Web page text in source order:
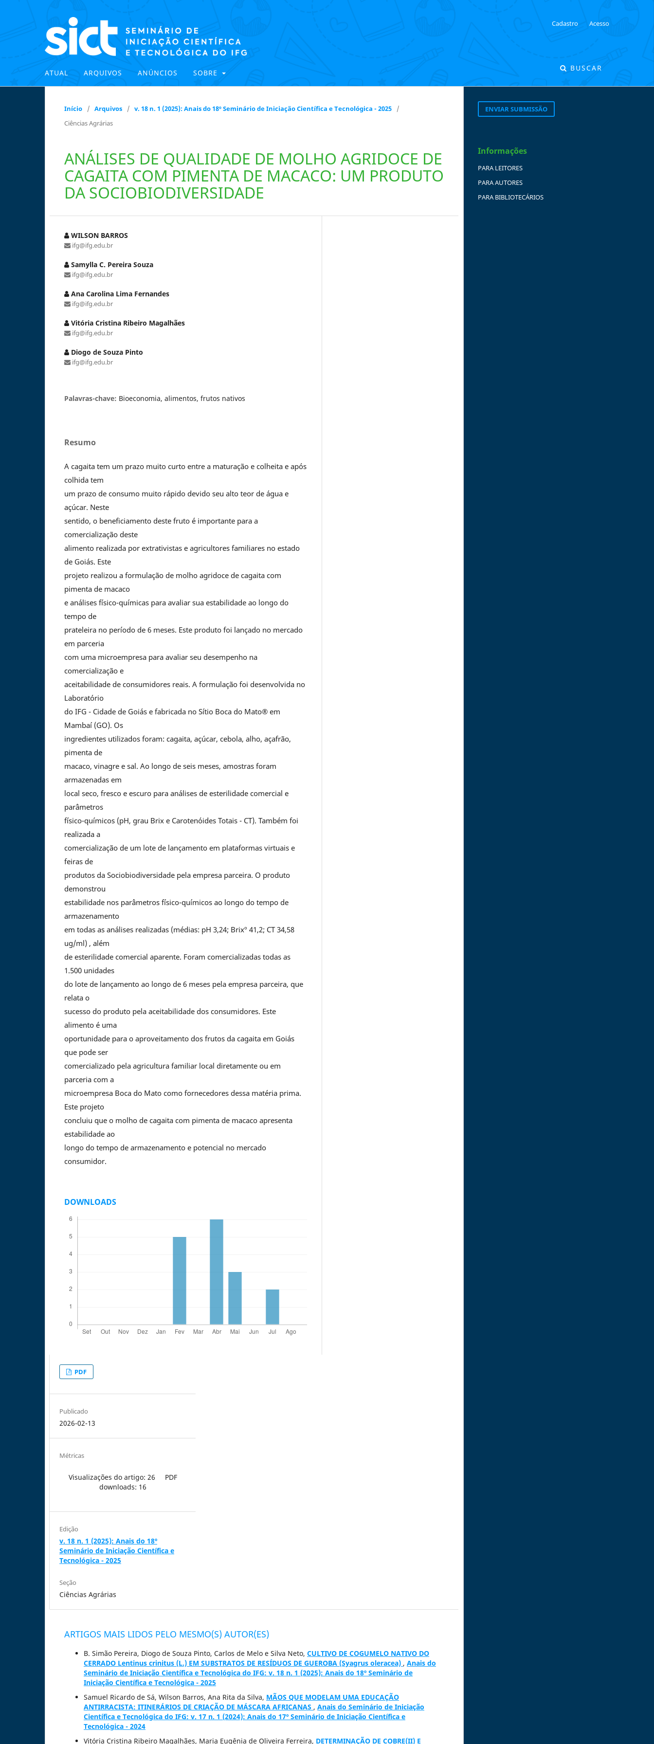
ATUAL ARQUIVOS ANÚNCIOS SOBRE
BUSCAR
Cadastro Acesso
Início / Arquivos / v. 18 n. 1 (2025): Anais do 18º Seminário de Iniciação Científica e Tecnológica - 2025
/
Ciências Agrárias
ANÁLISES DE QUALIDADE DE MOLHO AGRIDOCE DE
CAGAITA COM PIMENTA DE MACACO: UM PRODUTO
DA SOCIOBIODIVERSIDADE
WILSON BARROS
ifg@ifg.edu.br
Samylla C. Pereira Souza
ifg@ifg.edu.br
Ana Carolina Lima Fernandes
ifg@ifg.edu.br
Vitória Cristina Ribeiro Magalhães
ifg@ifg.edu.br
Diogo de Souza Pinto
ifg@ifg.edu.br
Palavras-chave: Bioeconomia, alimentos, frutos nativos
Resumo
A cagaita tem um prazo muito curto entre a maturação e colheita e após
colhida tem
um prazo de consumo muito rápido devido seu alto teor de água e
açúcar. Neste
sentido, o beneficiamento deste fruto é importante para a
comercialização deste
alimento realizada por extrativistas e agricultores familiares no estado
de Goiás. Este
projeto realizou a formulação de molho agridoce de cagaita com
pimenta de macaco
e análises físico-químicas para avaliar sua estabilidade ao longo do
tempo de
prateleira no período de 6 meses. Este produto foi lançado no mercado
em parceria
com uma microempresa para avaliar seu desempenho na
comercialização e
aceitabilidade de consumidores reais. A formulação foi desenvolvida no
Laboratório
do IFG - Cidade de Goiás e fabricada no Sítio Boca do Mato® em
Mambaí (GO). Os
ingredientes utilizados foram: cagaita, açúcar, cebola, alho, açafrão,
pimenta de
macaco, vinagre e sal. Ao longo de seis meses, amostras foram
armazenadas em
local seco, fresco e escuro para análises de esterilidade comercial e
parâmetros
físico-químicos (pH, grau Brix e Carotenóides Totais - CT). Também foi
realizada a
comercialização de um lote de lançamento em plataformas virtuais e
feiras de
produtos da Sociobiodiversidade pela empresa parceira. O produto
demonstrou
estabilidade nos parâmetros físico-químicos ao longo do tempo de
armazenamento
em todas as análises realizadas (médias: pH 3,24; Brixº 41,2; CT 34,58
ug/ml) , além
de esterilidade comercial aparente. Foram comercializadas todas as
1.500 unidades
do lote de lançamento ao longo de 6 meses pela empresa parceira, que
relata o
sucesso do produto pela aceitabilidade dos consumidores. Este
alimento é uma
oportunidade para o aproveitamento dos frutos da cagaita em Goiás
que pode ser
comercializado pela agricultura familiar local diretamente ou em
parceria com a
microempresa Boca do Mato como fornecedores dessa matéria prima.
Este projeto
concluiu que o molho de cagaita com pimenta de macaco apresenta
estabilidade ao
longo do tempo de armazenamento e potencial no mercado
consumidor.
DOWNLOADS
PDF
Publicado
2026-02-13
Métricas
Visualizações do artigo: 26
PDF
downloads: 16
Edição
v. 18 n. 1 (2025): Anais do 18º
Seminário de Iniciação Científica e
Tecnológica - 2025
Seção
Ciências Agrárias
ARTIGOS MAIS LIDOS PELO MESMO(S) AUTOR(ES)
B. Simão Pereira, Diogo de Souza Pinto, Carlos de Melo e Silva Neto, CULTIVO DE COGUMELO NATIVO DO
CERRADO Lentinus crinitus (L.) EM SUBSTRATOS DE RESÍDUOS DE GUEROBA (Syagrus oleracea) , Anais do
Seminário de Iniciação Científica e Tecnológica do IFG: v. 18 n. 1 (2025): Anais do 18º Seminário de
Iniciação Científica e Tecnológica - 2025
Samuel Ricardo de Sá, Wilson Barros, Ana Rita da Silva, MÃOS QUE MODELAM UMA EDUCAÇÃO
ANTIRRACISTA: ITINERÁRIOS DE CRIAÇÃO DE MÁSCARA AFRICANAS , Anais do Seminário de Iniciação
Científica e Tecnológica do IFG: v. 17 n. 1 (2024): Anais do 17º Seminário de Iniciação Científica e
Tecnológica - 2024
Vitória Cristina Ribeiro Magalhães, Maria Eugênia de Oliveira Ferreira, DETERMINAÇÃO DE COBRE(II) E
ENVIAR SUBMISSÃO
Informações
PARA LEITORES
PARA AUTORES
PARA BIBLIOTECÁRIOS